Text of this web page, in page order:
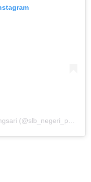
A post shared by Slb Negeri Panggungsari (@slb_negeri_panggungsari)